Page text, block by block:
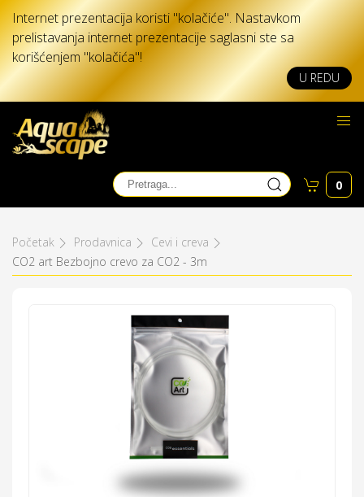
Internet prezentacija koristi "kolačiće". Nastavkom
prelistavanja internet prezentacije saglasni ste sa
korišćenjem "kolačića"!
U REDU
0
Početak Prodavnica
Cevi i creva
CO2 art Bezbojno crevo za CO2 - 3m